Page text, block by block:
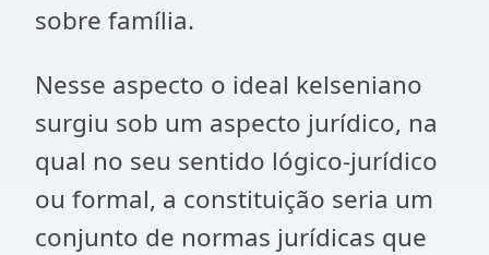
sobre família.
Nesse aspecto o ideal kelseniano
surgiu sob um aspecto jurídico, na
qual no seu sentido lógico-jurídico
ou formal, a constituição seria um
conjunto de normas jurídicas que